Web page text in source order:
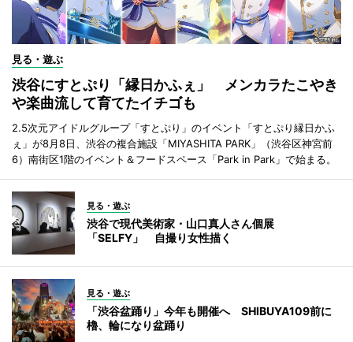
見る・遊ぶ
渋谷にすとぷり「縁日かふぇ」 メンカラたこやき
や楽曲流して育てたイチゴも
2.5次元アイドルグループ「すとぷり」のイベント「すとぷり縁日かふ
ぇ」が8月8日、渋谷の複合施設「MIYASHITA PARK」（渋谷区神宮前
6）南街区1階のイベント＆フードスペース「Park in Park」で始まる。
見る・遊ぶ
渋谷で現代美術家・山口真人さん個展
「SELFY」 自撮り女性描く
見る・遊ぶ
「渋谷盆踊り」今年も開催へ SHIBUYA109前に
櫓、輪になり盆踊り